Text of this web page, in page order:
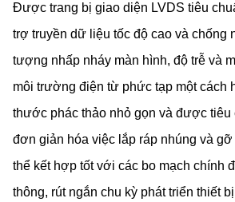
Được trang bị giao diện LVDS tiêu
trợ truyền dữ liệu tốc độ cao và chống
tượng nhấp nháy màn hình, độ trễ và
môi trường điện từ phức tạp một cách
thước phác thảo nhỏ gọn và được tiêu
đơn giản hóa việc lắp ráp nhúng và
thể kết hợp tốt với các bo mạch chính
thông, rút ​​ngắn chu kỳ phát triển thiết